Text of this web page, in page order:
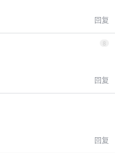
回复
回复
回复